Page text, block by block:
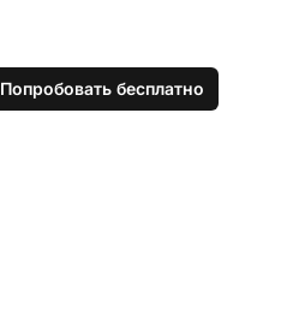
Попробовать бесплатно